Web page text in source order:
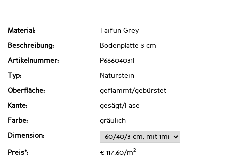
Material: Taifun Grey
Beschreibung: Bodenplatte 3 cm
Artikelnummer: P66604031F
Typ: Naturstein
Oberfläche: geflammt/gebürstet
Kante: gesägt/Fase
Farbe: gräulich
Dimension:
Preis*: € 117,60/m2